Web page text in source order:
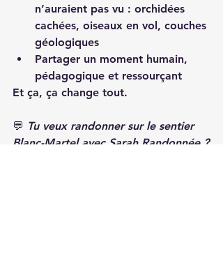
n’auraient pas vu : orchidées
cachées, oiseaux en vol, couches
géologiques
Partager un moment humain,
pédagogique et ressourçant
Et ça, ça change tout.
💬 Tu veux randonner sur le sentier
Blanc-Martel avec Sarah Randonnée ?